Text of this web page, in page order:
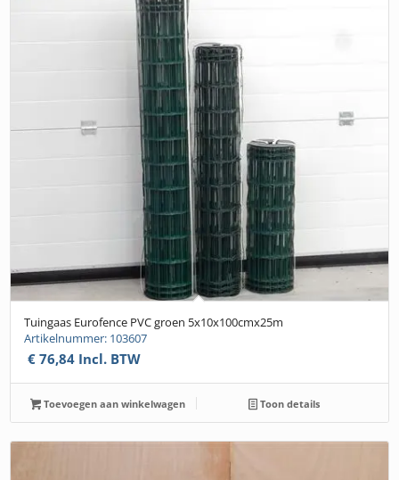
Tuingaas Eurofence PVC groen 5x10x100cmx25m
Artikelnummer: 103607
€ 76,84 Incl. BTW
Toevoegen aan winkelwagen Toon details